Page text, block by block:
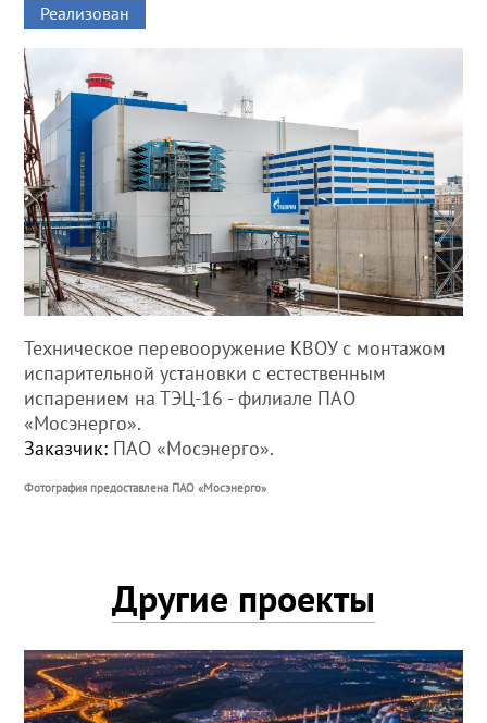
Реализован
Техническое перевооружение КВОУ с монтажом
испарительной установки с естественным
испарением на ТЭЦ-16 - филиале ПАО
«Мосэнерго».
Заказчик: ПАО «Мосэнерго».
Фотография предоставлена ПАО «Мосэнерго»
Другие проекты